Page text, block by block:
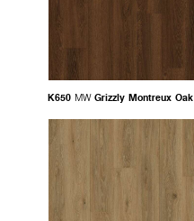
K650 MW Grizzly Montreux Oak